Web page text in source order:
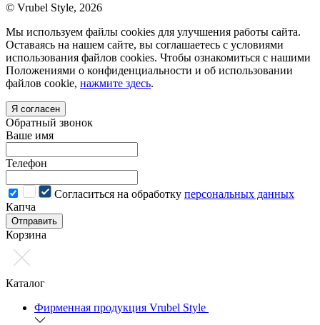
© Vrubel Style, 2026
Мы используем файлы cookies для улучшения работы сайта.
Оставаясь на нашем сайте, вы соглашаетесь с условиями
использования файлов cookies. Чтобы ознакомиться с нашими
Положениями о конфиденциальности и об использовании
файлов cookie, нажмите здесь.
Я согласен
Обратный звонок
Ваше имя
Телефон
Cогласиться на обработку персональных данных
Капча
Отправить
Корзина
Каталог
Фирменная продукция Vrubel Style